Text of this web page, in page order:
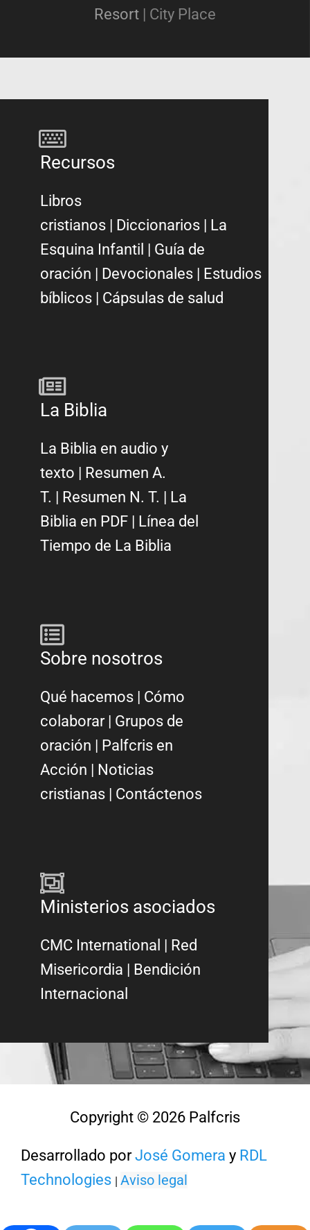
Resort| City Place
Recursos
Libros
cristianos | Diccionarios | La
Esquina Infantil | Guía de
oración | Devocionales | Estudios
bíblicos | Cápsulas de salud
La Biblia
La Biblia en audio y
texto
Resumen A.
T.
Resumen N. T.
La
Biblia en PDF
Línea del
Tiempo de La Biblia
Sobre nosotros
Qué hacemos | Cómo
colaborar| Grupos de
oración | Palfcris en
Acción | Noticias
cristianas | Contáctenos
Ministerios asociados
CMC International | Red
Misericordia | Bendición
Internacional
Copyright © 2026 Palfcris
Desarrollado porJosé Gomera y RDL
Technologies Aviso legal